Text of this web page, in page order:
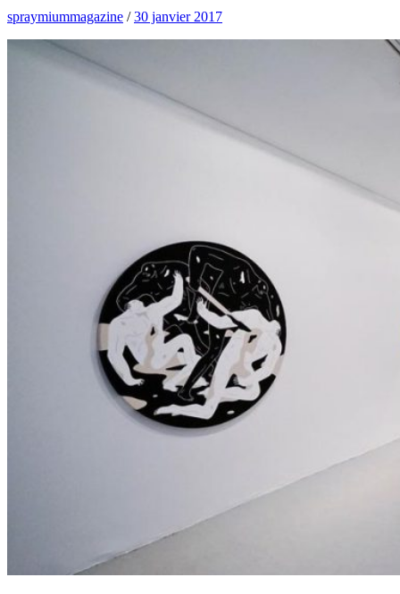
spraymiummagazine /30 janvier 2017